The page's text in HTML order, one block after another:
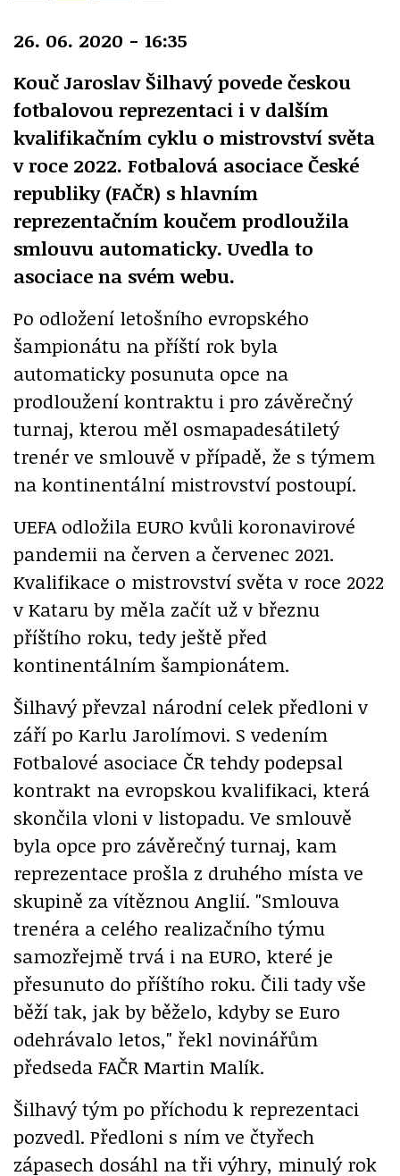
26. 06. 2020 - 16:35
Kouč Jaroslav Šilhavý povede českou
fotbalovou reprezentaci i v dalším
kvalifikačním cyklu o mistrovství světa
v roce 2022. Fotbalová asociace České
republiky (FAČR) s hlavním
reprezentačním koučem prodloužila
smlouvu automaticky. Uvedla to
asociace na svém webu.
Po odložení letošního evropského
šampionátu na příští rok byla
automaticky posunuta opce na
prodloužení kontraktu i pro závěrečný
turnaj, kterou měl osmapadesátiletý
trenér ve smlouvě v případě, že s týmem
na kontinentální mistrovství postoupí.
UEFA odložila EURO kvůli koronavirové
pandemii na červen a červenec 2021.
Kvalifikace o mistrovství světa v roce 2022
v Kataru by měla začít už v březnu
příštího roku, tedy ještě před
kontinentálním šampionátem.
Šilhavý převzal národní celek předloni v
září po Karlu Jarolímovi. S vedením
Fotbalové asociace ČR tehdy podepsal
kontrakt na evropskou kvalifikaci, která
skončila vloni v listopadu. Ve smlouvě
byla opce pro závěrečný turnaj, kam
reprezentace prošla z druhého místa ve
skupině za vítěznou Anglií. "Smlouva
trenéra a celého realizačního týmu
samozřejmě trvá i na EURO, které je
přesunuto do příštího roku. Čili tady vše
běží tak, jak by běželo, kdyby se Euro
odehrávalo letos," řekl novinářům
předseda FAČR Martin Malík.
Šilhavý tým po příchodu k reprezentaci
pozvedl. Předloni s ním ve čtyřech
zápasech dosáhl na tři výhry, minulý rok